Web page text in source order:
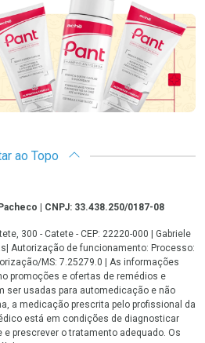
ao Topo
| CNPJ: 33.438.250/0187-08
300 - Catete - CEP: 22220-000 | Gabriele
Autorização de funcionamento: Processo:
MS: 7.25279.0 | As informações
promoções e ofertas de remédios e
ser usadas para automedicação e não
a medicação prescrita pelo profissional da
está em condições de diagnosticar
e prescrever o tratamento adequado. Os